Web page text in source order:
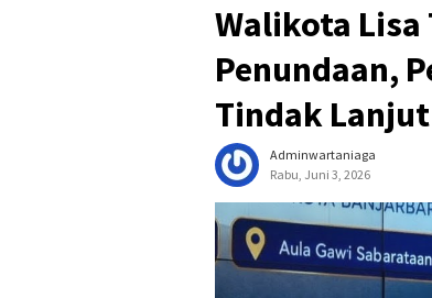
Walikota Lisa
Penundaan,
Tindak Lanjut
Adminwartaniaga
Rabu, Juni 3, 2026